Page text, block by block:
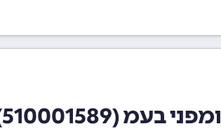
(510001589)